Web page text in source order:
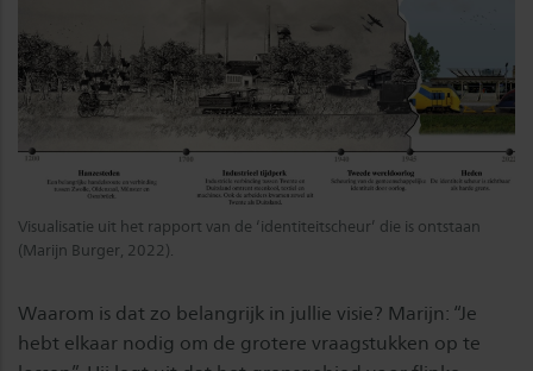
Visualisatie uit het rapport van de ‘identiteitscheur’ die is ontstaan
(Marijn Burger, 2022).
Waarom is dat zo belangrijk in jullie visie? Marijn: “Je
hebt elkaar nodig om de grotere vraagstukken op te